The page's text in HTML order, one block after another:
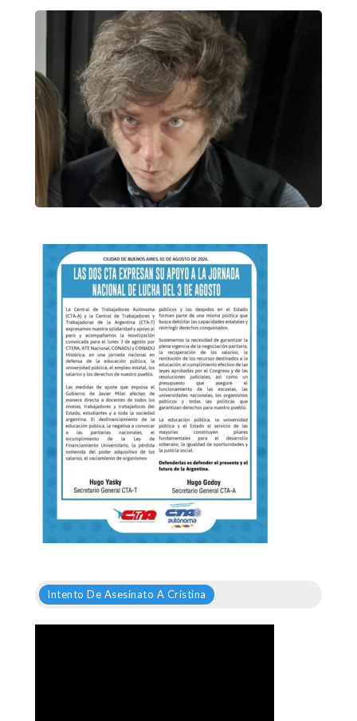
Intento De Asesinato A Cristina